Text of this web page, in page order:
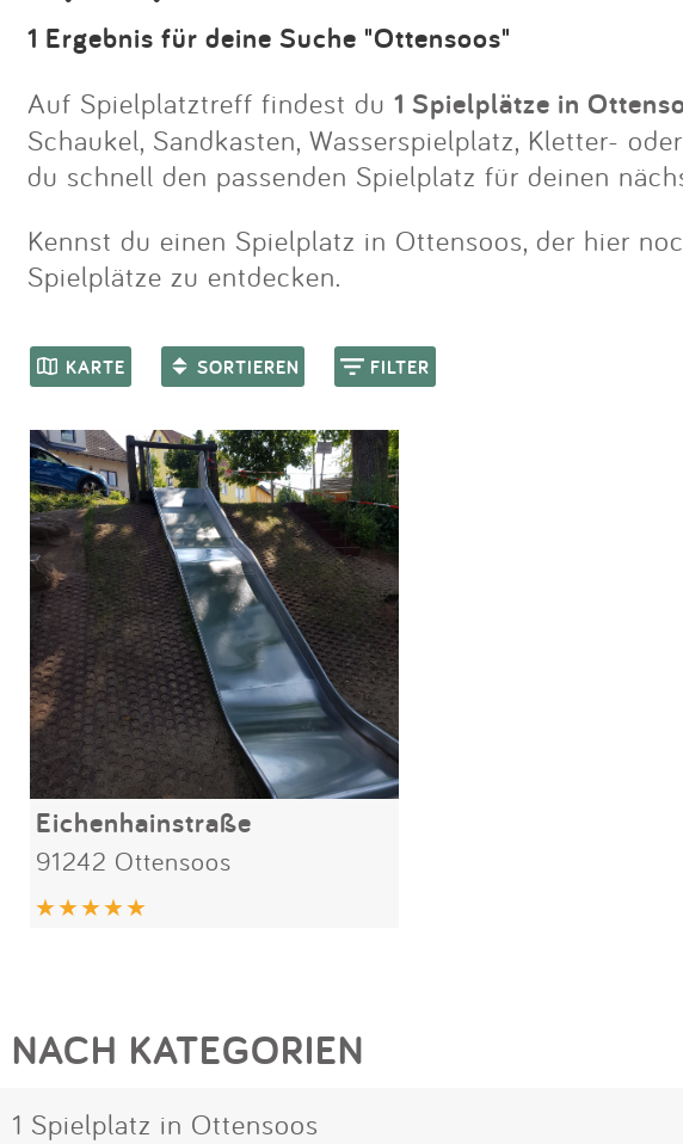
1 Ergebnis für deine Suche "Ottensoos"
Auf Spielplatztreff findest du 1 Spielplätze in
Schaukel, Sandkasten, Wasserspielplatz, Kletter-
du schnell den passenden Spielplatz für deinen
Kennst du einen Spielplatz in Ottensoos, der hier
Spielplätze zu entdecken.
KARTE SORTIEREN FILTER
Eichenhainstraße
91242 Ottensoos
NACH KATEGORIEN
1 Spielplatz in Ottensoos